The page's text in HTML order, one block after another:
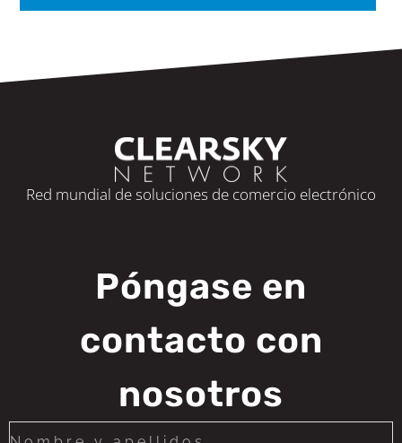
Red mundial de soluciones de comercio electrónico
Póngase en
contacto con
nosotros